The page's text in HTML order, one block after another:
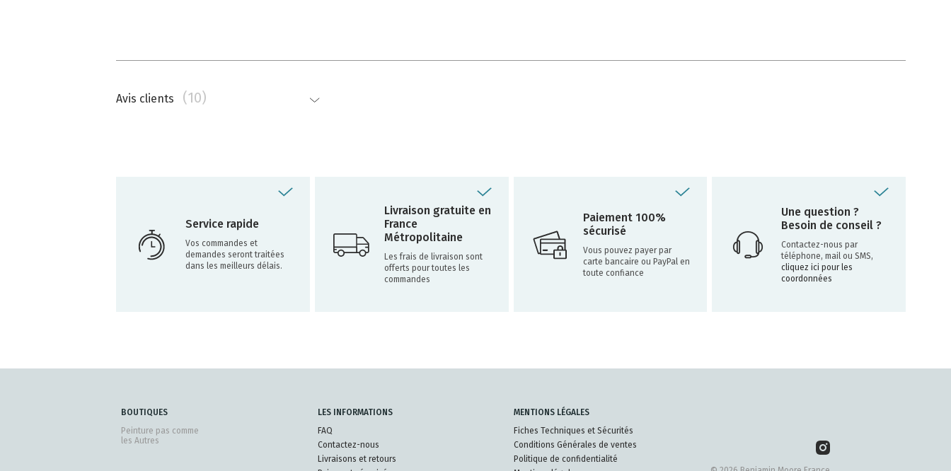
Avis clients (10)
Nathalie Memmi
Service rapide
Vos commandes et
demandes seront traitées
dans les meilleurs délais.
Livraison gratuite en
France
Métropolitaine
Les frais de livraison sont
offerts pour toutes les
commandes
Paiement 100%
sécurisé
Vous pouvez payer par
carte bancaire ou PayPal en
toute confiance
Une question ?
Besoin de conseil ?
Contactez-nous par
téléphone, mail ou SMS,
cliquez ici pour les
coordonnées
BOUTIQUES
Peinture pas comme
les Autres
LES INFORMATIONS
FAQ
Contactez-nous
Livraisons et retours
MENTIONS LÉGALES
Fiches Techniques et Sécurités
Conditions Générales de ventes
Politique de confidentialité